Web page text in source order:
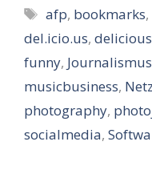
Schlagwörter
afp, bookmarks,
del.icio.us, delicious
funny, Journalismus
musicbusiness,
photography,
socialmedia,